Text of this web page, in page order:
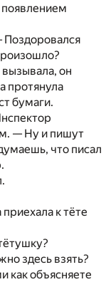
он
протянула
бумаги.
— Ну и пишут
что писал
к тёте
здесь взять?
как объясняете